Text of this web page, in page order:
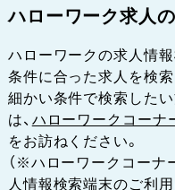
ハローワーク求人
ハローワークの求人情
条件に合った求人を検
細かい条件で検索した
は、 ハローワークコーナ
をお訪ねください。
（※ハローワークコーナ
人情報検索端末のご利